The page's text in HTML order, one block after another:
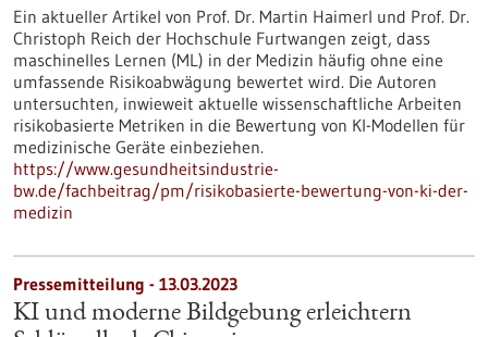
Ein aktueller Artikel von Prof. Dr. Martin Haimerl und Prof. Dr.
Christoph Reich der Hochschule Furtwangen zeigt, dass
maschinelles Lernen (ML) in der Medizin häufig ohne eine
umfassende Risikoabwägung bewertet wird. Die Autoren
untersuchten, inwieweit aktuelle wissenschaftliche Arbeiten
risikobasierte Metriken in die Bewertung von KI-Modellen für
medizinische Geräte einbeziehen.
https://www.gesundheitsindustrie-
bw.de/fachbeitrag/pm/risikobasierte-bewertung-von-ki-der-
medizin
Pressemitteilung - 13.03.2023
KI und moderne Bildgebung erleichtern